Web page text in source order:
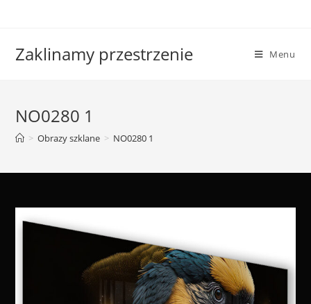
Zaklinamy przestrzenie Menu
NO0280 1
> Obrazy szklane > NO0280 1